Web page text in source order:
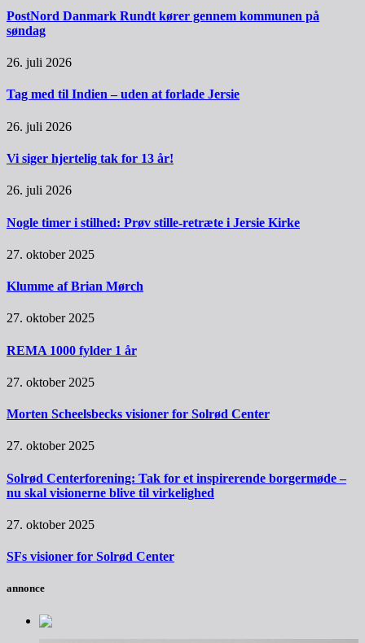
PostNord Danmark Rundt kører gennem kommunen på
søndag
26. juli 2026
Tag med til Indien – uden at forlade Jersie
26. juli 2026
Vi siger hjertelig tak for 13 år!
26. juli 2026
Nogle timer i stilhed: Prøv stille-retræte i Jersie Kirke
27. oktober 2025
Klumme af Brian Mørch
27. oktober 2025
REMA 1000 fylder 1 år
27. oktober 2025
Morten Scheelsbecks visioner for Solrød Center
27. oktober 2025
Solrød Centerforening: Tak for et inspirerende borgermøde –
nu skal visionerne blive til virkelighed
27. oktober 2025
SFs visioner for Solrød Center
annonce